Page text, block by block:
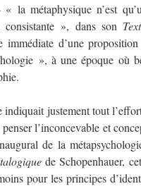
la métaphysique n’est
», dans son
d’une proposition
», à une époque où
indiquait justement tout
l’inconcevable et
de la
de Schopenhauer,
pour les principes